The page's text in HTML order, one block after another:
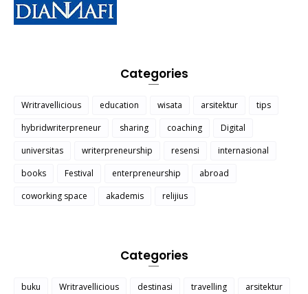
Categories
Writravellicious education wisata arsitektur
tips
hybridwriterpreneur
sharing coaching
Digital
universitas
writerpreneurship resensi
internasional
books
Festival enterpreneurship
abroad
coworking space
akademis relijius
Categories
buku Writravellicious destinasi travelling
arsitektur